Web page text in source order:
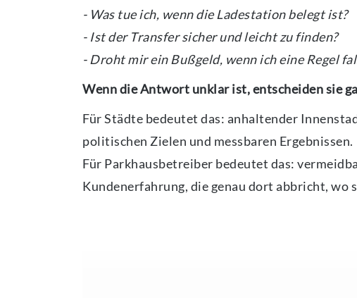
- Was tue ich, wenn die Ladestation belegt ist?
- Ist der Transfer sicher und leicht zu finden?
- Droht mir ein Bußgeld, wenn ich eine Regel
Wenn die Antwort unklar ist, entscheiden sie
Für Städte bedeutet das: anhaltender
politischen Zielen und messbaren Ergebnissen.
Für Parkhausbetreiber bedeutet das:
Kundenerfahrung, die genau dort abbricht, wo